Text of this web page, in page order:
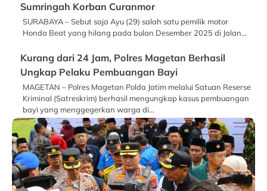
Sumringah Korban Curanmor
SURABAYA – Sebut saja Ayu (29) salah satu pemilik motor
Honda Beat yang hilang pada bulan Desember 2025 di Jalan…
Kurang dari 24 Jam, Polres Magetan Berhasil
Ungkap Pelaku Pembuangan Bayi
MAGETAN – Polres Magetan Polda Jatim melalui Satuan Reserse
Kriminal (Satreskrim) berhasil mengungkap kasus pembuangan
bayi yang menggegerkan warga di…